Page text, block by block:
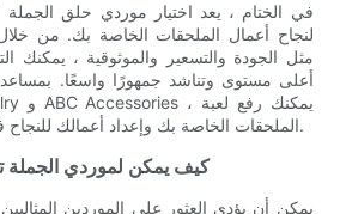
في الختام ، يعد اختيار موردي حلق الجملة
لنجاح أعمال الملحقات الخاصة بك. من خلال
مثل الجودة والتسعير والموثوقية ، يمكنك
أعلى مستوى وتناشد جمهورًا واسعًا.
الملحقات الخاصة بك وإعداد أعمالك للنجاح في سوق الحلق التنافسي.
- كيف يمكن لموردي
يمكن أن يؤدي العثور على الموردين